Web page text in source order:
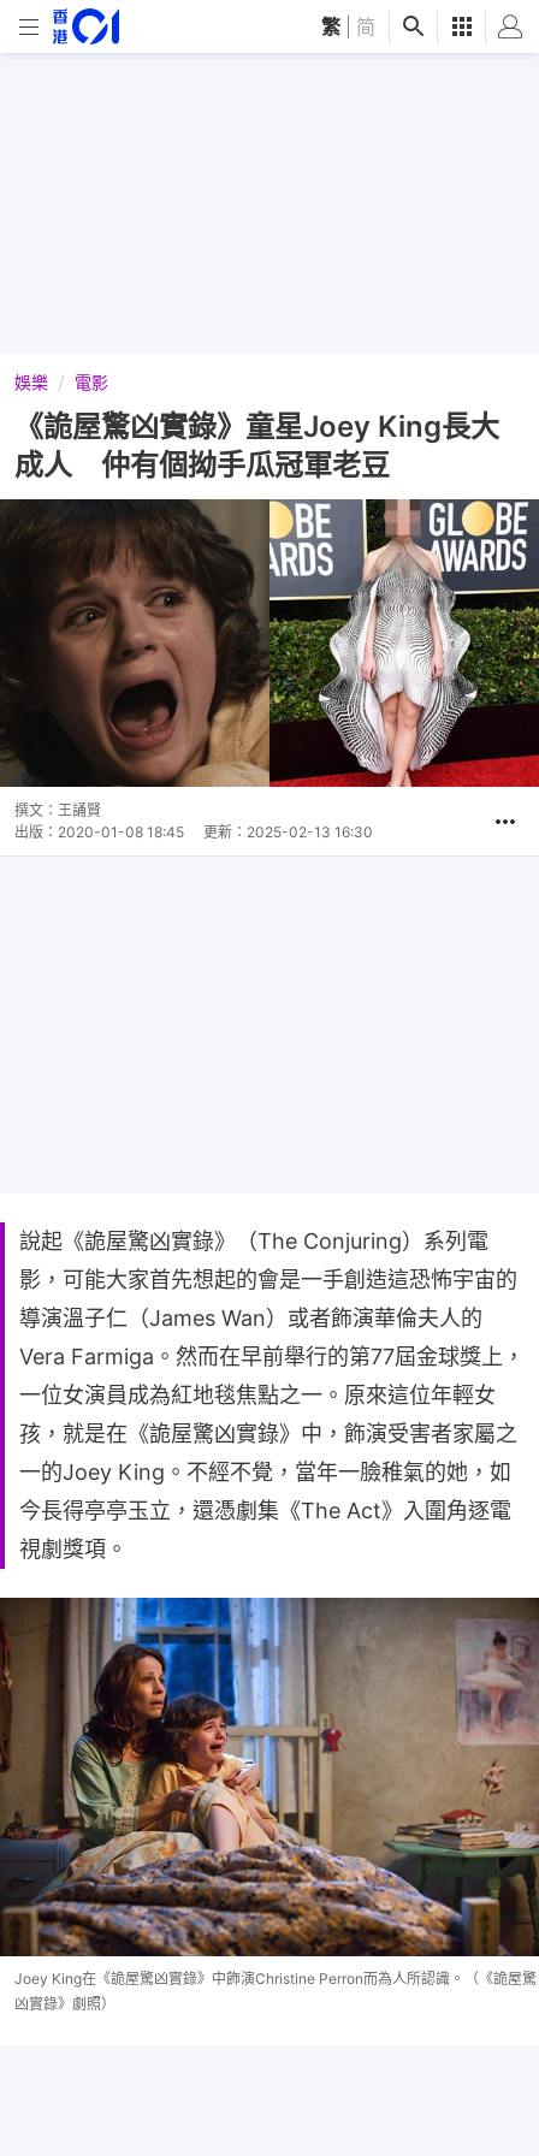
繁 简
娛樂 電影
《詭屋驚凶實錄》童星Joey King長大
成人 仲有個拗手瓜冠軍老豆
撰文： 王誦賢
出版： 2020-01-08 18:45 更新： 2025-02-13 16:30
說起《詭屋驚凶實錄》（The Conjuring）系列電
影，可能大家首先想起的會是一手創造這恐怖宇宙的
導演溫子仁（James Wan）或者飾演華倫夫人的
Vera Farmiga。然而在早前舉行的第77屆金球獎上，
一位女演員成為紅地毯焦點之一。原來這位年輕女
孩，就是在《詭屋驚凶實錄》中，飾演受害者家屬之
一的Joey King。不經不覺，當年一臉稚氣的她，如
今長得亭亭玉立，還憑劇集《The Act》入圍角逐電
視劇獎項。
Joey King在《詭屋驚凶實錄》中飾演Christine Perron而為人所認識。（《詭屋驚
凶實錄》劇照）